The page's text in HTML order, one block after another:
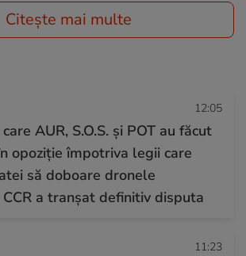
Citește mai multe
12:05
AUR, S.O.S. și POT au făcut
opoziție împotriva legii care
să doboare dronele
a tranșat definitiv disputa
11:23